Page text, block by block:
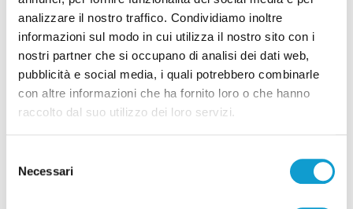
analizzare il nostro traffico. Condividiamo inoltre
informazioni sul modo in cui utilizza il nostro sito con i
nostri partner che si occupano di analisi dei dati web,
pubblicità e social media, i quali potrebbero combinarle
con altre informazioni che ha fornito loro o che hanno
raccolto dal suo utilizzo dei loro servizi.
delNecessari
Pubblicità